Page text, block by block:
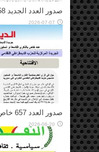
صدور العدد الجديد 658 من الديمقراطي
2026-07-07
صدور العدد 657 خاص بميلاد الحزب
2026-06-20